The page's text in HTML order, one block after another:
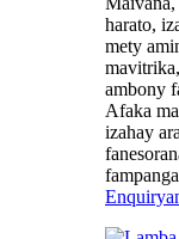
harato,
mety
ambony
Afaka
izahay
Enquiry